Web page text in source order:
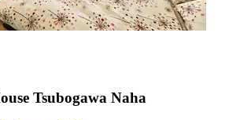
Tsubogawa Naha